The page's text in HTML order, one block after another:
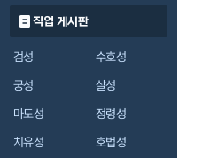
직업 게시판
검성
수호성
궁성
살성
마도성
정령성
치유성
호법성